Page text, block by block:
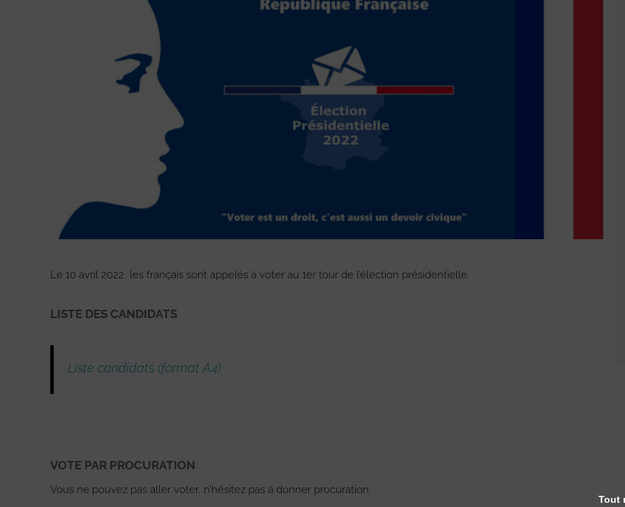
Le 10 avril 2022, les français sont appelés à voter au 1er tour de l’élection présidentielle.
LISTE DES CANDIDATS
Liste candidats (format A4)
VOTE PAR PROCURATION
Vous ne pouvez pas aller voter, n’hésitez pas à donner procuration
Tout